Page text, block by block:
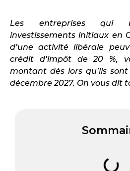
Les entreprises qui
investissements initiaux en
d’une activité libérale
crédit d’impôt de 20 %,
montant dès lors qu’ils sont
décembre 2027. On vous dit